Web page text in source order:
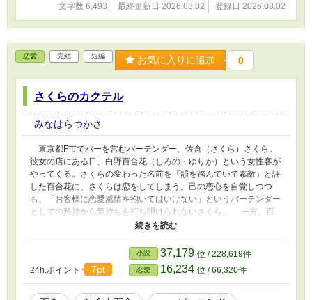
文字数 6,493 最終更新日 2026.08.02 登録日 2026.08.02
恋愛 完結 短編 お気に入りに追加 0
さくらのカクテル
みなはらつかさ
東京都F市でバーを営むバーテンダー、佐倉（さくら）さくら。
彼女の店にある日、白野百合花（しろの・ゆりか）という女性客が
やってくる。さくらの変わった名前を「韻を踏んでいて素敵」と評
した百合花に、さくらは恋をしてしまう。己の恋心を自覚しつつ
も、「お客様に恋愛感情を抱いてはいけない」というバーテンダー
としての矜持から気持ちを打ち明けられないさくら。 一方、百
合花から「好きな人がいるのに、まったく気づいてもらえない」
と、恋愛相談を持ちかけられる。自分の恋心が横恋慕であることを
知り、思い悩みつつもバーテンダーの名の由来である「優しい相談
者」であるため、百合花に積極的にアタックするようアドバイスす
る。しかし、アドバイスを受けた百合花は煮え切らない反応を見せ
る。 憂鬱な百合花を笑顔にするにはどうすればいいのかさくら
24h.ポイント 7pt
小説 37,179 位 / 228,619件
恋愛 16,234 位 / 66,320件